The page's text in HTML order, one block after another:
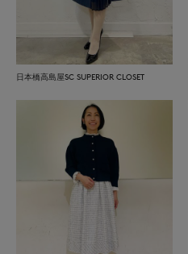
日本橋高島屋SC SUPERIOR CLOSET